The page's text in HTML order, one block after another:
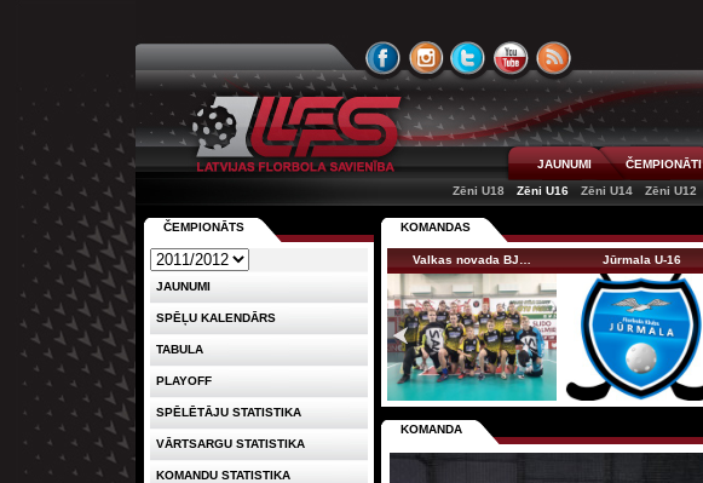
JAUNUMI ČEMPIONĀTI
Zēni U18
Zēni U16 Zēni U14 Zēni U12
KOMANDAS
Valkas novada BJ… Jūrmala U-16
KOMANDA
ČEMPIONĀTS
JAUNUMI
SPĒĻU KALENDĀRS
TABULA
PLAYOFF
SPĒLĒTĀJU STATISTIKA
VĀRTSARGU STATISTIKA
KOMANDU STATISTIKA